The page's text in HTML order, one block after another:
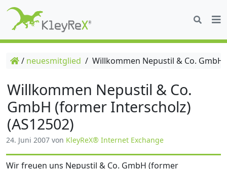
/ neuesmitglied / Willkommen Nepustil & Co.
Willkommen Nepustil & Co.
GmbH (former Interscholz)
(AS12502)
24. Juni 2007 von KleyReX® Internet Exchange
Wir freuen uns Nepustil & Co. GmbH (former